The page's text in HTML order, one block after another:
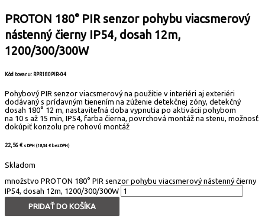
PROTON 180° PIR senzor pohybu viacsmerový
nástenný čierny IP54, dosah 12m,
1200/300/300W
Kód tovaru: RPR180PIR-04
Pohybový PIR senzor viacsmerový na použitie v interiéri aj exteriéri
dodávaný s prídavným tienením na zúženie detekčnej zóny, detekčný
dosah 180° 12 m, nastaviteľná doba vypnutia po aktivácii pohybom
na 10 s až 15 min, IP54, farba čierna, povrchová montáž na stenu, možnosť
dokúpiť konzolu pre rohovú montáž
22,56 € s DPH (18,34 € bez DPH)
Skladom
množstvo PROTON 180° PIR senzor pohybu viacsmerový nástenný čierny
IP54, dosah 12m, 1200/300/300W
PRIDAŤ DO KOŠÍKA